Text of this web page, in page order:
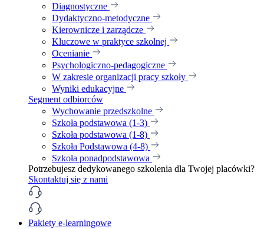
Diagnostyczne
Dydaktyczno-metodyczne
Kierownicze i zarządcze
Kluczowe w praktyce szkolnej
Ocenianie
Psychologiczno-pedagogiczne
W zakresie organizacji pracy szkoły
Wyniki edukacyjne
Segment odbiorców
Wychowanie przedszkolne
Szkoła podstawowa (1-3)
Szkoła podstawowa (1-8)
Szkoła Podstawowa (4-8)
Szkoła ponadpodstawowa
Potrzebujesz dedykowanego szkolenia dla Twojej placówki?
Skontaktuj się z nami
Pakiety e-learningowe